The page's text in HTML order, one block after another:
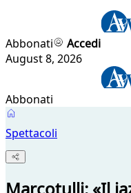
Abbonati
Accedi
August 8, 2026
Abbonati
Spettacoli